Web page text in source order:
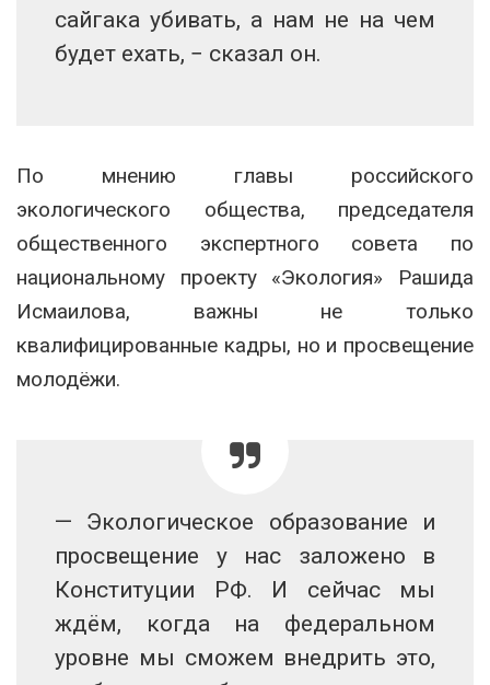
сайгака убивать, а нам не на чем
будет ехать, − сказал он.
По мнению главы российского
экологического общества, председателя
общественного экспертного совета по
национальному проекту «Экология» Рашида
Исмаилова, важны не только
квалифицированные кадры, но и просвещение
молодёжи.
— Экологическое образование и
просвещение у нас заложено в
Конституции РФ. И сейчас мы
ждём, когда на федеральном
уровне мы сможем внедрить это,